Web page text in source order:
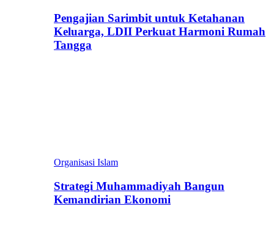
Pengajian Sarimbit untuk Ketahanan
Keluarga, LDII Perkuat Harmoni Rumah
Tangga
Organisasi Islam
Strategi Muhammadiyah Bangun
Kemandirian Ekonomi